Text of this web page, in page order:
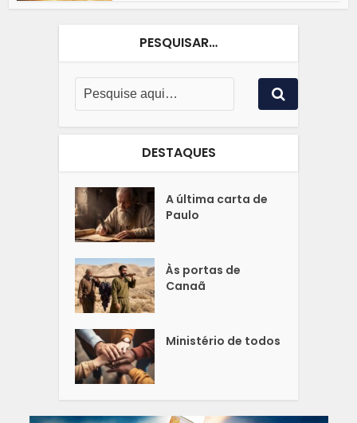
PESQUISAR…
DESTAQUES
A última carta de
Paulo
Às portas de
Canaã
Ministério de todos